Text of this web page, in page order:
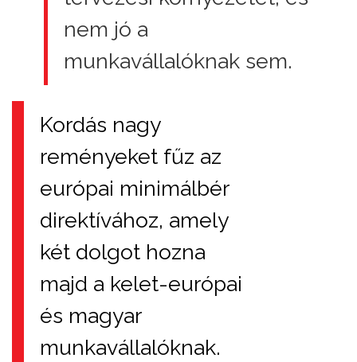
nem jó a
munkavállalóknak sem.
Kordás nagy
reményeket fűz az
európai minimálbér
direktívához, amely
két dolgot hozna
majd a kelet-európai
és magyar
munkavállalóknak.